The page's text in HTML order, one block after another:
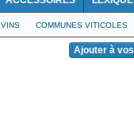
VINS COMMUNES VITICOLES